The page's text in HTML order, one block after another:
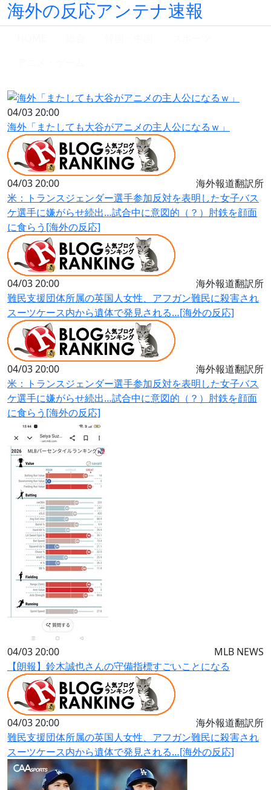
海外の反応アンテナ速報
04/03 20:00
海外「またしても大谷がアニメの主人公になるｗ」
04/03 20:00
海外報道翻訳所
米：トランスジェンダー選手参加反対を表明した女子バス
ケ選手に嫌がらせ続出…試合中に意図的（？）肘鉄を顔面
に食らう[海外の反応]
04/03 20:00
海外報道翻訳所
難民支援団体所属の英国人女性、アフガン難民に殺害され
スーツケース内から遺体で発見される…[海外の反応]
04/03 20:00
海外報道翻訳所
米：トランスジェンダー選手参加反対を表明した女子バス
ケ選手に嫌がらせ続出…試合中に意図的（？）肘鉄を顔面
に食らう[海外の反応]
04/03 20:00
MLB NEWS
【朗報】鈴木誠也さんの守備指標すごいことになる
04/03 20:00
海外報道翻訳所
難民支援団体所属の英国人女性、アフガン難民に殺害され
スーツケース内から遺体で発見される…[海外の反応]